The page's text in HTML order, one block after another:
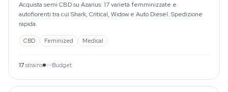
Acquista semi CBD su Azarius: 17 varietà femminizzate e
autofiorenti tra cui Shark, Critical, Widow e Auto Diesel. Spedizione
rapida.
CBD Feminized Medical
17 strains Budget